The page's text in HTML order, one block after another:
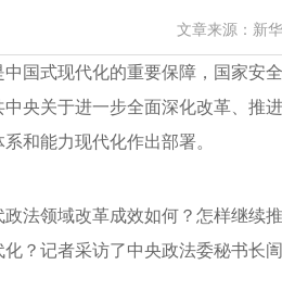
文章来源：新华
中国式现代化的重要保障，国家安
中央关于进一步全面深化改革、推
和能力现代化作出部署。
政法领域改革成效如何？怎样继续
？记者采访了中央政法委秘书长訚